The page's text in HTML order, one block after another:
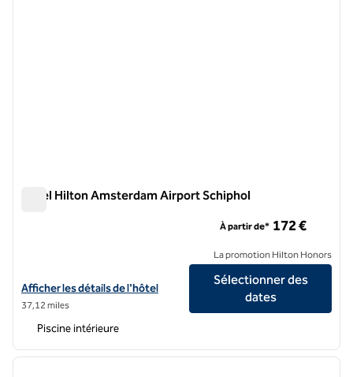
Hôtel Hilton Amsterdam Airport Schiphol
Afficher les détails de l'hôtel Hilton Amsterdam Airport Schiphol
Afficher les détails de l'hôtel
37,12 miles
À partir de* 172 €
La promotion Hilton Honors
Sélectionner des
dates
Piscine intérieure
1 sur 12